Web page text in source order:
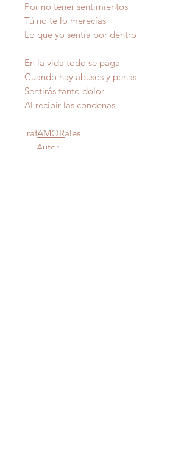
Por no tener sentimientos
Tú no te lo merecías
Lo que yo sentía por dentro
En la vida todo se paga
Cuando hay abusos y penas
Sentirás tanto dolor
Al recibir las condenas
rafAMORales
Autor